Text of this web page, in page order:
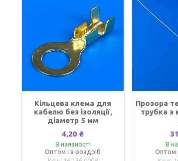
Кільцева клема для
кабелю без ізоляції,
діаметр 5 мм
4,20 ₴
В наявності
Оптом і в роздріб
Прозора
трубка з
В
Оптом